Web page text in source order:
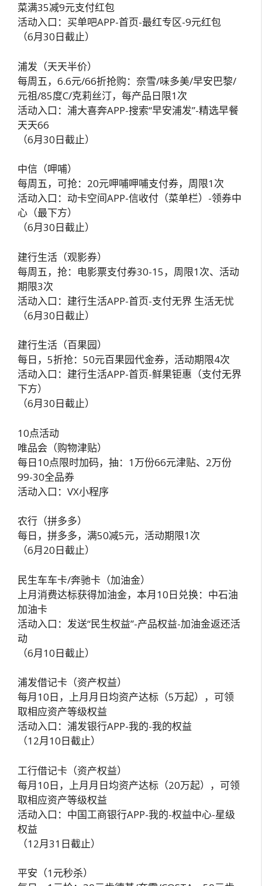
菜满35减9元支付红包
活动入口：买单吧APP-首页-最红专区-9元红包
（6月30日截止）
浦发（天天半价）
每周五，6.6元/66折抢购：奈雪/味多美/早安巴黎/
元祖/85度C/克莉丝汀，每产品日限1次
活动入口：浦大喜奔APP-搜索“早安浦发”-精选早餐
天天66
（6月30日截止）
中信（呷哺）
每周五，可抢：20元呷哺呷哺支付券，周限1次
活动入口：动卡空间APP-信收付（菜单栏）-领券中
心（最下方）
（6月30日截止）
建行生活（观影券）
每周五，抢：电影票支付券30-15，周限1次、活动
期限3次
活动入口：建行生活APP-首页-支付无界 生活无忧
（6月30日截止）
建行生活（百果园）
每日，5折抢：50元百果园代金券，活动期限4次
活动入口：建行生活APP-首页-鲜果钜惠（支付无界
下方）
（6月30日截止）
10点活动
唯品会（购物津贴）
每日10点限时加码，抽：1万份66元津贴、2万份
99-30全品券
活动入口：VX小程序
农行（拼多多）
每日，拼多多，满50减5元，活动期限1次
（6月20日截止）
民生车车卡/奔驰卡（加油金）
上月消费达标获得加油金，本月10日兑换：中石油
加油卡
活动入口：发送“民生权益”-产品权益-加油金返还活
动
（6月10日截止）
浦发借记卡（资产权益）
每月10日，上月月日均资产达标（5万起），可领
取相应资产等级权益
活动入口：浦发银行APP-我的-我的权益
（12月10日截止）
工行借记卡（资产权益）
每月10日，上月月日均资产达标（20万起），可领
取相应资产等级权益
活动入口：中国工商银行APP-我的-权益中心-星级
权益
（12月31日截止）
平安（1元秒杀）